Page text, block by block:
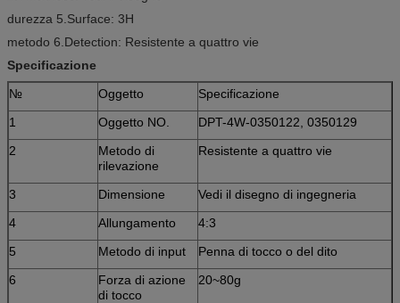
durezza 5.Surface: 3H
metodo 6.Detection: Resistente a quattro vie
Specificazione
№
Oggetto
Specificazione
1
Oggetto NO.
DPT-4W-0350122, 0350129
2
Metodo di
rilevazione
Resistente a quattro vie
3 Dimensione
Vedi il disegno di ingegneria
4
Allungamento
4:3
5
Metodo di input
Penna di tocco o del dito
6
Forza di azione
di tocco
20~80g